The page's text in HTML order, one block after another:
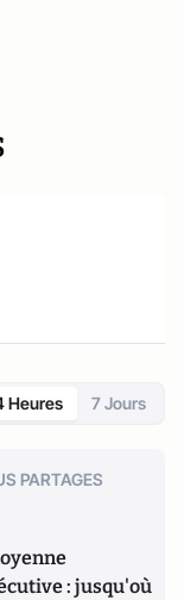
Heures 7 Jours
PARTAGES
: jusqu'où